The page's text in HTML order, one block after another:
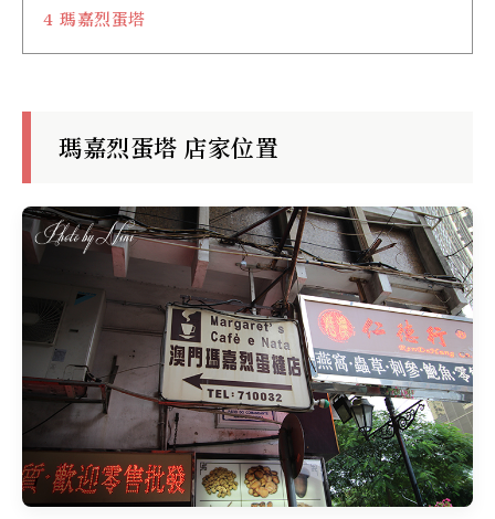
4 瑪嘉烈蛋塔
瑪嘉烈蛋塔 店家位置